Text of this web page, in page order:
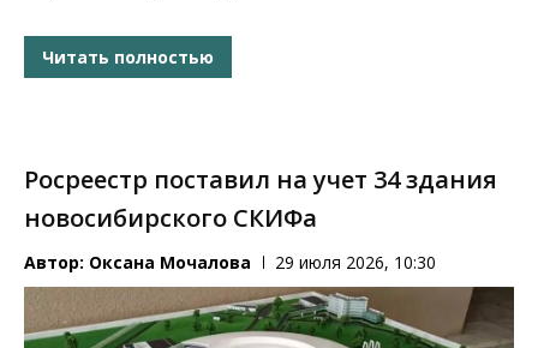
Читать полностью
Росреестр поставил на учет 34 здания
новосибирского СКИФа
Автор: Оксана Мочалова 29 июля 2026, 10:30